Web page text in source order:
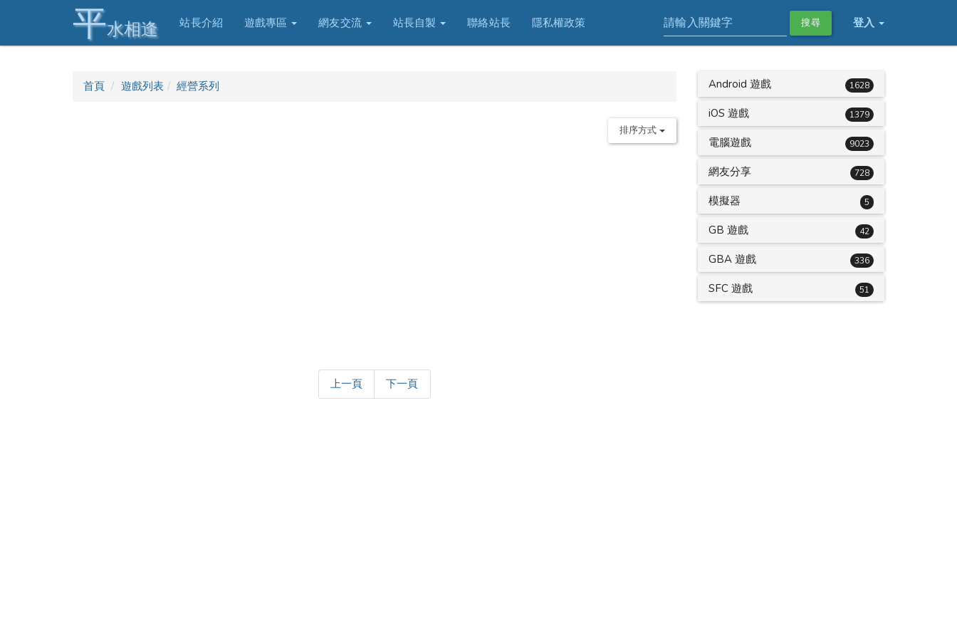
平水相逢 站長介紹 遊戲專區 網友交流 站長自製 聯絡站長 隱私權政策 登入
搜尋
首頁 遊戲列表 經營系列
排序方式
上一頁 下一頁
Android 遊戲 1628
iOS 遊戲 1379
電腦遊戲 9023
網友分享 728
模擬器 5
GB 遊戲 42
GBA 遊戲 336
SFC 遊戲 51